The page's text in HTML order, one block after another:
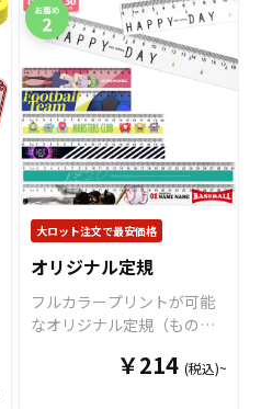
大ロット注文で最安価格
オリジナル定規
フルカラープリントが可能
なオリジナル定規（ものさ
30cmの3サイズをご用意し
￥214 (税込)~